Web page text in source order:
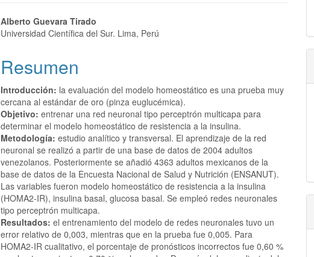
Contenido
del
artículo
Alberto Guevara Tirado
Universidad Científica del Sur. Lima, Perú
Resumen
Introducción: la evaluación del modelo homeostático es una prueba muy
cercana al estándar de oro (pinza euglucémica).
Objetivo: entrenar una red neuronal tipo perceptrón multicapa para
determinar el modelo homeostático de resistencia a la insulina.
Metodología: estudio analítico y transversal. El aprendizaje de la red
neuronal se realizó a partir de una base de datos de 2004 adultos
venezolanos. Posteriormente se añadió 4363 adultos mexicanos de la
base de datos de la Encuesta Nacional de Salud y Nutrición (ENSANUT).
Las variables fueron modelo homeostático de resistencia a la insulina
(HOMA2-IR), insulina basal, glucosa basal. Se empleó redes neuronales
tipo perceptrón multicapa.
Resultados: el entrenamiento del modelo de redes neuronales tuvo un
error relativo de 0,003, mientras que en la prueba fue 0,005. Para
HOMA2-IR cualitativo, el porcentaje de pronósticos incorrectos fue 0,60 %